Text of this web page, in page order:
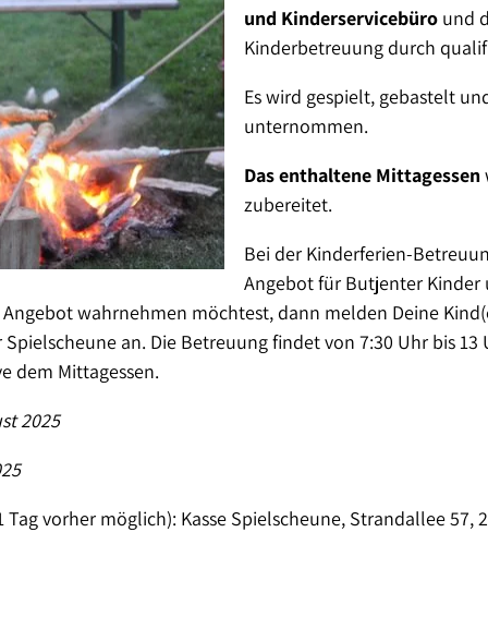
und Kinderservicebüro und
Kinderbetreuung durch
Es wird gespielt, gebastelt
unternommen.
Das enthaltene Mittagessen
zubereitet.
Bei der Kinderferien-
Angebot für Butjenter
wahrnehmen möchtest, dann melden Deine
an. Die Betreuung findet von 7:30 Uhr bis
dem Mittagessen.
2025
Tag vorher möglich): Kasse Spielscheune, Strandallee 57,